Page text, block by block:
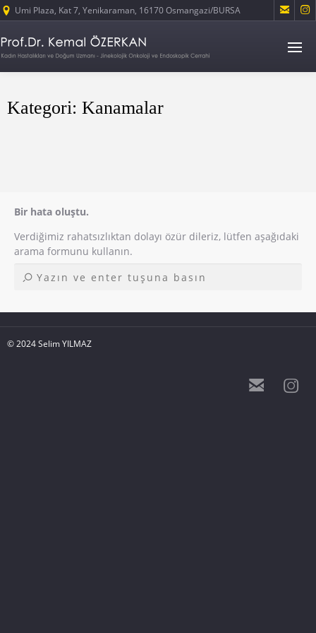
Umi Plaza, Kat 7, Yenikaraman, 16170 Osmangazi/BURSA  
Kategori: Kanamalar
Bir hata oluştu.
Verdiğimiz rahatsızlıktan dolayı özür dileriz, lütfen aşağıdaki
arama formunu kullanın.
© 2024 Selim YILMAZ
 